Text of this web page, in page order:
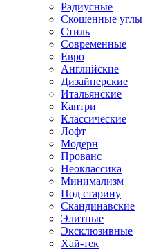
Радиусные
Скошенные углы
Стиль
Современные
Евро
Английские
Дизайнерские
Итальянские
Кантри
Классические
Лофт
Модерн
Прованс
Неоклассика
Минимализм
Под старину
Скандинавские
Элитные
Эксклюзивные
Хай-тек